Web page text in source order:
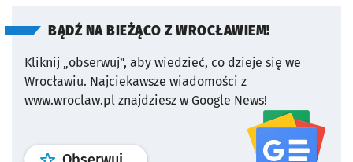
BĄDŹ NA BIEŻĄCO Z WROCŁAWIEM!
Kliknij „obserwuj”, aby wiedzieć, co dzieje się we
Wrocławiu. Najciekawsze wiadomości z
www.wroclaw.pl znajdziesz w Google News!